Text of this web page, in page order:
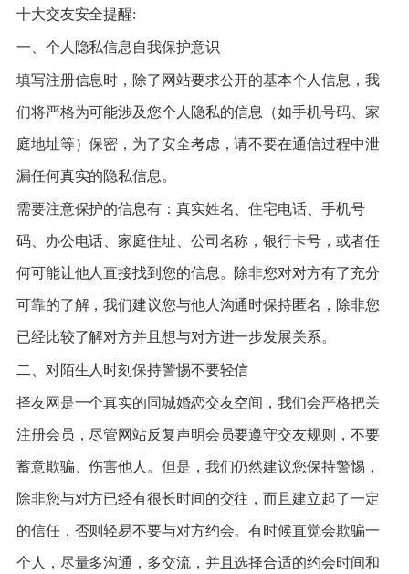
十大交友安全提醒:
一、个人隐私信息自我保护意识
填写注册信息时，除了网站要求公开的基本个人信息，我
们将严格为可能涉及您个人隐私的信息（如手机号码、家
庭地址等）保密，为了安全考虑，请不要在通信过程中泄
漏任何真实的隐私信息。
需要注意保护的信息有：真实姓名、住宅电话、手机号
码、办公电话、家庭住址、公司名称，银行卡号，或者任
何可能让他人直接找到您的信息。除非您对对方有了充分
可靠的了解，我们建议您与他人沟通时保持匿名，除非您
已经比较了解对方并且想与对方进一步发展关系。
二、对陌生人时刻保持警惕不要轻信
择友网是一个真实的同城婚恋交友空间，我们会严格把关
注册会员，尽管网站反复声明会员要遵守交友规则，不要
蓄意欺骗、伤害他人。但是，我们仍然建议您保持警惕，
除非您与对方已经有很长时间的交往，而且建立起了一定
的信任，否则轻易不要与对方约会。有时候直觉会欺骗一
个人，尽量多沟通，多交流，并且选择合适的约会时间和